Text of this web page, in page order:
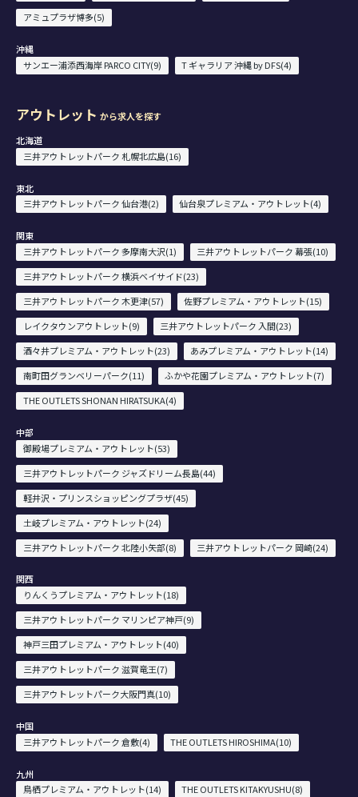
アミュプラザ博多(5)
沖縄
サンエー浦添西海岸 PARCO CITY(9)
T ギャラリア 沖縄 by DFS(4)
アウトレット から求人を探す
北海道
三井アウトレットパーク 札幌北広島(16)
東北
三井アウトレットパーク 仙台港(2)
仙台泉プレミアム・アウトレット(4)
関東
三井アウトレットパーク 多摩南大沢(1)
三井アウトレットパーク 幕張(10)
三井アウトレットパーク 横浜ベイサイド(23)
三井アウトレットパーク 木更津(57)
佐野プレミアム・アウトレット(15)
レイクタウンアウトレット(9)
三井アウトレットパーク 入間(23)
酒々井プレミアム・アウトレット(23)
あみプレミアム・アウトレット(14)
南町田グランベリーパーク(11)
ふかや花園プレミアム・アウトレット(7)
THE OUTLETS SHONAN HIRATSUKA(4)
中部
御殿場プレミアム・アウトレット(53)
三井アウトレットパーク ジャズドリーム長島(44)
軽井沢・プリンスショッピングプラザ(45)
土岐プレミアム・アウトレット(24)
三井アウトレットパーク 北陸小矢部(8)
三井アウトレットパーク 岡崎(24)
関西
りんくうプレミアム・アウトレット(18)
三井アウトレットパーク マリンピア神戸(9)
神戸三田プレミアム・アウトレット(40)
三井アウトレットパーク 滋賀竜王(7)
三井アウトレットパーク大阪門真(10)
中国
三井アウトレットパーク 倉敷(4)
THE OUTLETS HIROSHIMA(10)
九州
鳥栖プレミアム・アウトレット(14)
THE OUTLETS KITAKYUSHU(8)